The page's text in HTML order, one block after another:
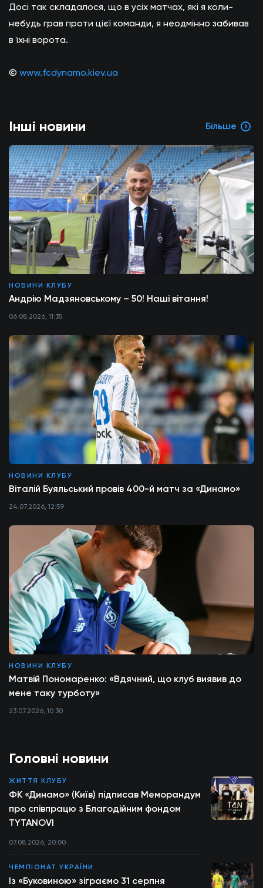
Досі так складалося, що в усіх матчах, які я коли-
небудь грав проти цієї команди, я неодмінно забивав
в їхні ворота.
© www.fcdynamo.kiev.ua
Головні новини
ЖИТТЯ КЛУБУ
ФК «Динамо» (Київ) підписав Меморандум
про співпрацю з Благодійним фондом
TYTANOVI
07.08.2026, 20:00
ЧЕМПІОНАТ УКРАЇНИ
Із «Буковиною» зіграємо 31 серпня
Інші новини Більше
НОВИНИ КЛУБУ
Андрію Мадзяновському – 50! Наші вітання!
06.08.2026, 11:35
НОВИНИ КЛУБУ
Віталій Буяльський провів 400-й матч за «Динамо»
24.07.2026, 12:59
НОВИНИ КЛУБУ
Матвій Пономаренко: «Вдячний, що клуб виявив до
мене таку турботу»
23.07.2026, 10:30